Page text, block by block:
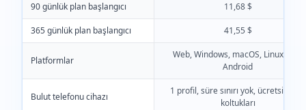
90 günlük plan başlangıcı 11,68 $
365 günlük plan başlangıcı 41,55 $
Platformlar
Web, Windows, macOS, Linux, iOS,
Android
Bulut telefonu cihazı
1 profil, süre sınırı yok, ücretsiz ekip
koltukları